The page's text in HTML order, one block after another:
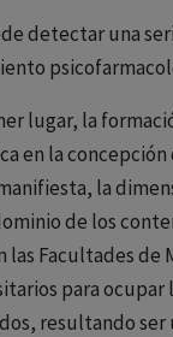
detectar una
lugar, la
en la
la
de los
las Facultades
para ocupar
resultando ser